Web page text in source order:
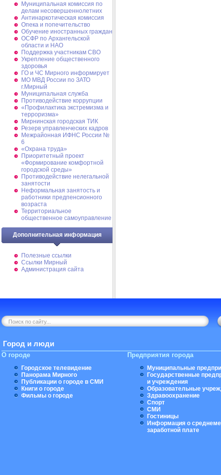
Муниципальная комиссия по
делам несовершеннолетних
Антинаркотическая комиссия
Опека и попечительство
Обучение иностранных граждан
ОСФР по Архангельской
области и НАО
Поддержка участникам СВО
Укрепление общественного
здоровья
ГО и ЧС Мирного информирует
МО МВД России по ЗАТО
г.Мирный
Муниципальная cлужба
Противодействие коррупции
«Профилактика экстремизма и
терроризма»
Мирнинская городская ТИК
Резерв управленческих кадров
Межрайонная ИФНС России №
6
«Охрана труда»
Приоритетный проект
«Формирование комфортной
городской среды»
Противодействие нелегальной
занятости
Неформальная занятость и
работники предпенсионного
возраста
Территориальное
общественное самоуправление
Дополнительная информация
Полезные ссылки
Ссылки Мирный
Администрация сайта
Город и люди
О городе
Городское телевидение
Панорама Мирного
Публикации о городе в СМИ
Книги о городе
Фильмы о городе
Предприятия города
Муниципальные
Государственные
и учреждения
Образовательные
Здравоохранение
Спорт
СМИ
Гостиницы
Информация о
заработной плате